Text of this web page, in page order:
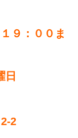
９：００ま
日
2